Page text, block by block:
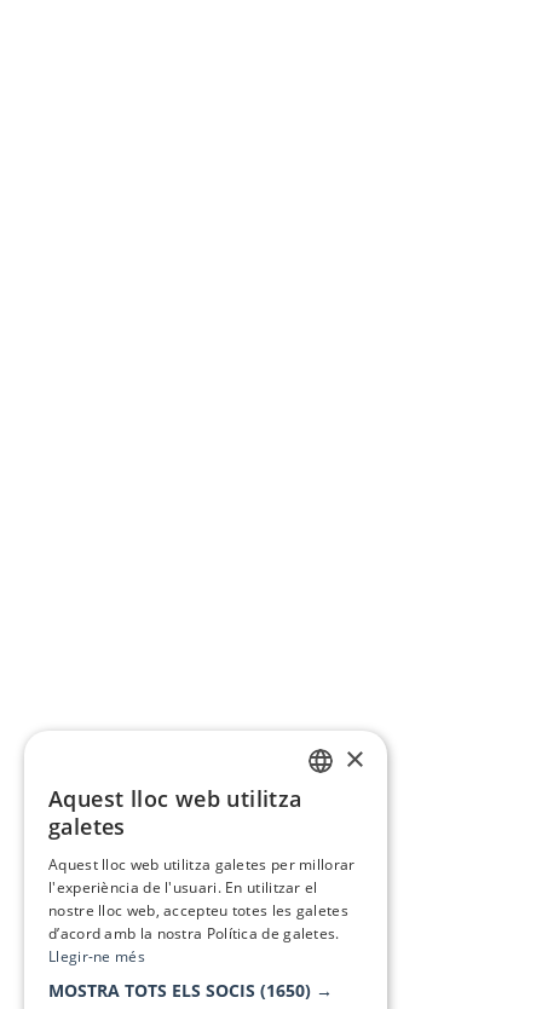
×
Aquest lloc web utilitza
galetes
Aquest lloc web utilitza galetes per millorar
l'experiència de l'usuari. En utilitzar el
nostre lloc web, accepteu totes les galetes
d’acord amb la nostra Política de galetes.
Llegir-ne més
MOSTRA TOTS ELS SOCIS (1650) →